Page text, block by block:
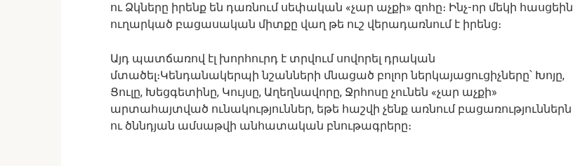
ու Ձկները իրենք են դառնում սեփական «չար աչքի» զոհը։ Ինչ-որ մեկի հասցեին
ուղարկած բացասական միտքը վաղ թե ուշ վերադառնում է իրենց։
Այդ պատճառով էլ խորհուրդ է տրվում սովորել դրական
մտածել։Կենդանակերպի նշանների մնացած բոլոր ներկայացուցիչները՝ Խոյը,
Ցուլը, Խեցգետինը, Կույսը, Աղեղնավորը, Ջրհոսը չունեն «չար աչքի»
արտահայտված ունակություններ, եթե հաշվի չենք առնում բացառություններն
ու ծննդյան ամսաթվի անհատական բնութագրերը։